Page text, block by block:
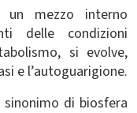
un mezzo interno
delle condizioni
si evolve,
e l’autoguarigione.
di biosfera